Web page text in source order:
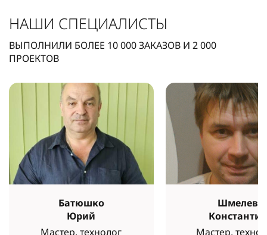
НАШИ СПЕЦИАЛИСТЫ
ВЫПОЛНИЛИ БОЛЕЕ 10 000ЗАКАЗОВ И 2 000
ПРОЕКТОВ
Батюшко
Юрий
Мастер, технолог
Шмелев
Константин
Мастер,